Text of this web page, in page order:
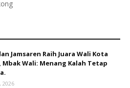
Jamsaren Raih Juara Wali Kota
Mbak Wali: Menang Kalah Tetap
2026